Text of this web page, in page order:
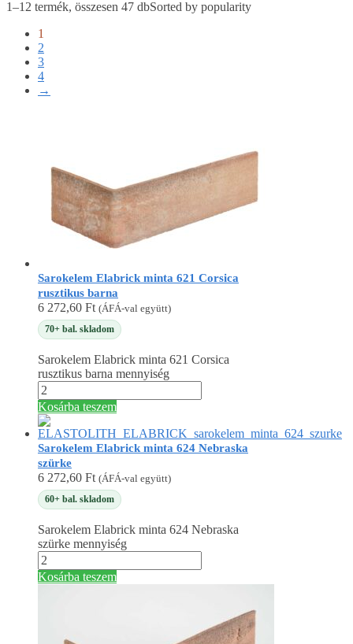
1–12 termék, összesen 47 dbSorted by popularity
1
2
3
4
→
Sarokelem Elabrick minta 621 Corsica
rusztikus barna
6 272,60 Ft (ÁFÁ-val együtt)
70+ bal. skladom
Sarokelem Elabrick minta 621 Corsica
rusztikus barna mennyiség
Kosárba teszem
Sarokelem Elabrick minta 624 Nebraska
szürke
6 272,60 Ft (ÁFÁ-val együtt)
60+ bal. skladom
Sarokelem Elabrick minta 624 Nebraska
szürke mennyiség
Kosárba teszem